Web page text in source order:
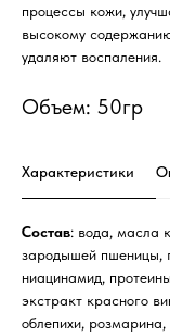
процессы кожи,
высокому
удаляют воспаления.
Объем: 50гр
Характеристики
Состав: вода, масла
зародышей пшеницы,
ниацинамид,
экстракт красного
облепихи,